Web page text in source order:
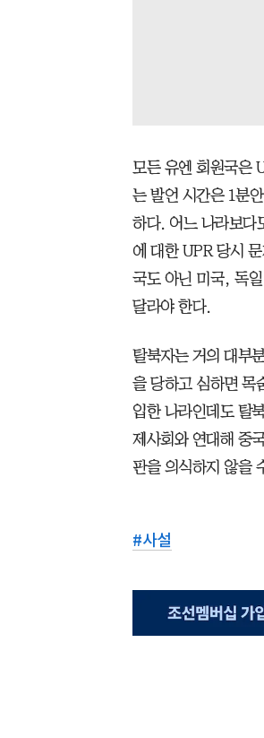
모든 유엔 회원국은
는 발언 시간은 1분
하다. 어느 나라보다
에 대한 UPR 당시
국도 아닌 미국, 독
달라야 한다.
탈북자는 거의 대부
을 당하고 심하면 목
입한 나라인데도 탈
제사회와 연대해 중
판을 의식하지 않을
#사설